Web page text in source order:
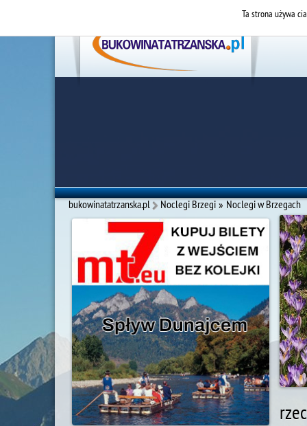
bukowinatatrzanska.pl Noclegi Brzegi » Noclegi w Brzegach
Ta strona używa